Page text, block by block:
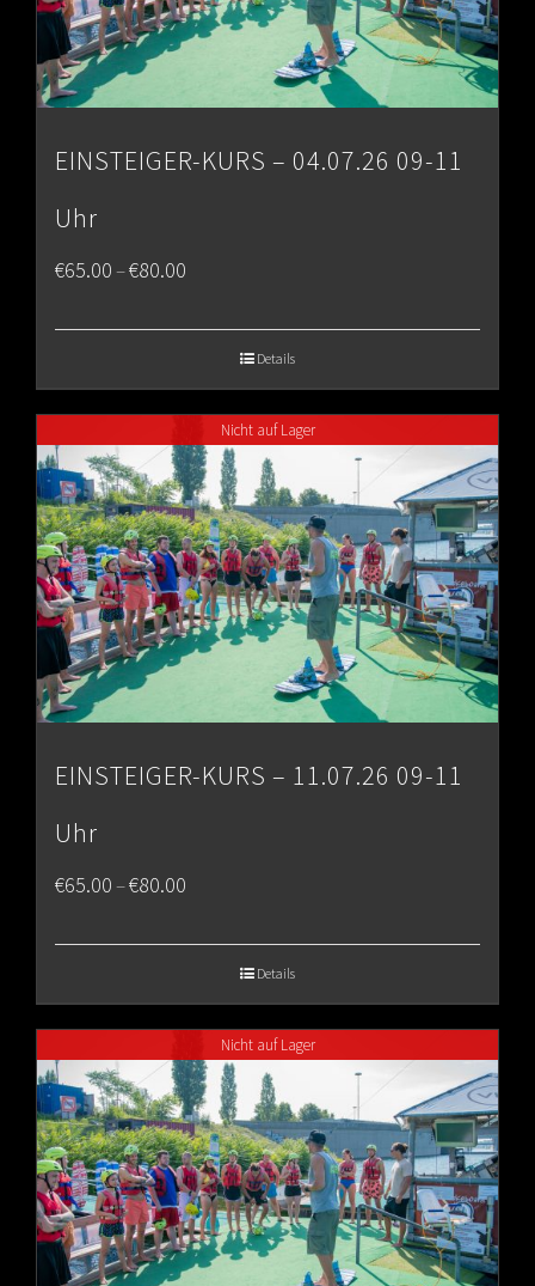
EINSTEIGER-KURS – 04.07.26 09-11
Uhr
€65.00–€80.00
€80.00
Details
Nicht auf Lager
EINSTEIGER-KURS – 11.07.26 09-11
Uhr
€65.00–€80.00
€80.00
Details
Nicht auf Lager